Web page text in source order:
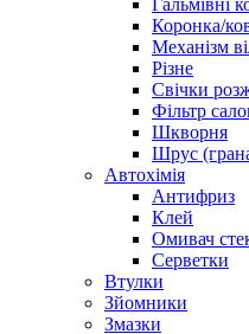
Гальмівні
Коронка/
Механізм
Різне
Свічки
Фільтр
Шкворня
Шрус
Автохімія
Антифриз
Клей
Омивач
Серветки
Втулки
Зйомники
Змазки